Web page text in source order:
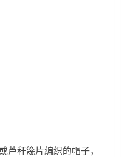
芦秆篾片编织的帽子，